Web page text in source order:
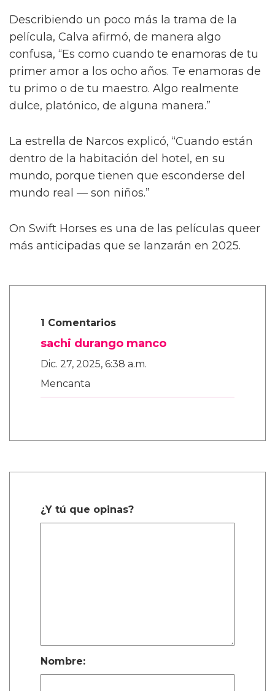
Describiendo un poco más la trama de la
película, Calva afirmó, de manera algo
confusa, “Es como cuando te enamoras de tu
primer amor a los ocho años. Te enamoras de
tu primo o de tu maestro. Algo realmente
dulce, platónico, de alguna manera.”
La estrella de Narcos explicó, “Cuando están
dentro de la habitación del hotel, en su
mundo, porque tienen que esconderse del
mundo real — son niños.”
On Swift Horses es una de las películas queer
más anticipadas que se lanzarán en 2025.
1 Comentarios
sachi durango manco
Dic. 27, 2025, 6:38 a.m.
Mencanta
¿Y tú que opinas?
Nombre: